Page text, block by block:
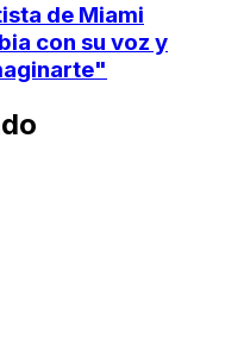
de Miami
con su voz y